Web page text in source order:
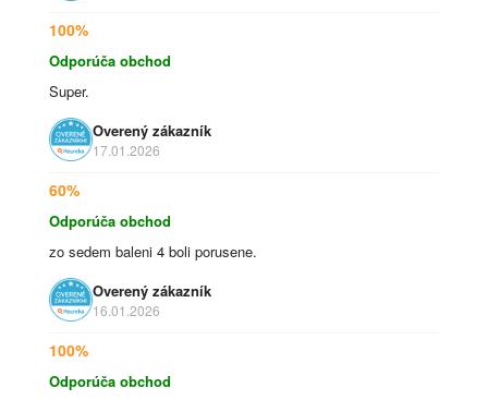
100%
Odporúča obchod
Super.
Overený zákazník
17.01.2026
60%
Odporúča obchod
zo sedem baleni 4 boli porusene.
Overený zákazník
16.01.2026
100%
Odporúča obchod